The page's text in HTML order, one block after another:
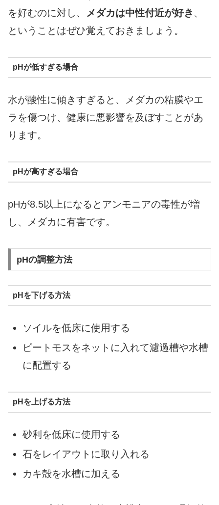
を好むのに対し、
メダカは中性付近が好き 、
ということはぜひ覚えておきましょう。
pHが低すぎる場合
水が酸性に傾きすぎると、メダカの粘膜やエ
ラを傷つけ、健康に悪影響を及ぼすことがあ
ります。
pHが高すぎる場合
pHが8.5以上になるとアンモニアの毒性が増
し、メダカに有害です。
pHの調整方法
pHを下げる方法
ソイルを低床に使用する
ピートモスをネットに入れて濾過槽や水槽
に配置する
pHを上げる方法
砂利を低床に使用する
石をレイアウトに取り入れる
カキ殻を水槽に加える